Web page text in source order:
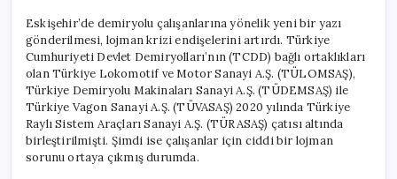
Gündemde:
TÜRASAŞ’a
Tepkiler
Artıyor
için
Eskişehir’de demiryolu çalışanlarına yönelik yeni bir yazı
gönderilmesi, lojman krizi endişelerini artırdı. Türkiye
Cumhuriyeti Devlet Demiryolları’nın (TCDD) bağlı ortaklıkları
olan Türkiye Lokomotif ve Motor Sanayi A.Ş. (TÜLOMSAŞ),
Türkiye Demiryolu Makinaları Sanayi A.Ş. (TÜDEMSAŞ) ile
Türkiye Vagon Sanayi A.Ş. (TÜVASAŞ) 2020 yılında Türkiye
Raylı Sistem Araçları Sanayi A.Ş. (TÜRASAŞ) çatısı altında
birleştirilmişti. Şimdi ise çalışanlar için ciddi bir lojman
sorunu ortaya çıkmış durumda.